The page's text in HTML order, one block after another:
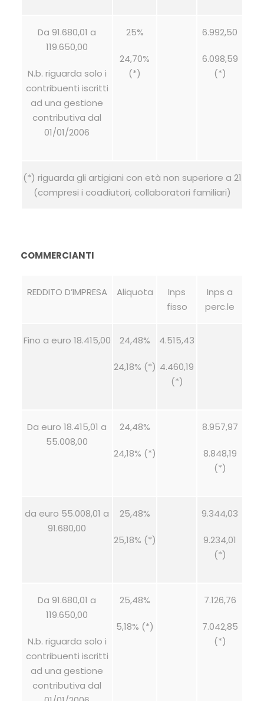
Da 91.680,01 a
119.650,00
N.b. riguarda solo i
contribuenti iscritti
ad una gestione
contributiva dal
01/01/2006
25%
24,70%
(*)
6.992,50
6.098,59
(*)
(*) riguarda gli artigiani con età non superiore a 21
(compresi i coadiutori, collaboratori familiari)
COMMERCIANTI
REDDITO D’IMPRESA Aliquota
Inps
fisso
Inps a
perc.le
Fino a euro 18.415,00 24,48%
24,18% (*)
4.515,43
4.460,19
(*)
Da euro 18.415,01 a
55.008,00
24,48%
24,18% (*)
8.957,97
8.848,19
(*)
da euro 55.008,01 a
91.680,00
25,48%
25,18% (*)
9.344,03
9.234,01
(*)
Da 91.680,01 a
119.650,00
N.b. riguarda solo i
contribuenti iscritti
ad una gestione
contributiva dal
25,48%
5,18% (*)
7.126,76
7.042,85
(*)